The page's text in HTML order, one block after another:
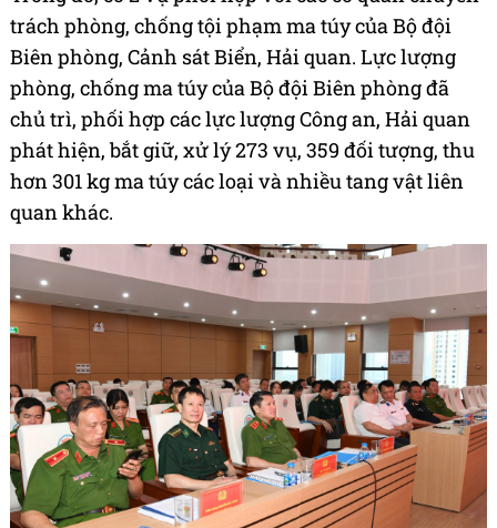
trách phòng, chống tội phạm ma túy của Bộ đội
Biên phòng, Cảnh sát Biển, Hải quan. Lực lượng
phòng, chống ma túy của Bộ đội Biên phòng đã
chủ trì, phối hợp các lực lượng Công an, Hải quan
phát hiện, bắt giữ, xử lý 273 vụ, 359 đối tượng, thu
hơn 301 kg ma túy các loại và nhiều tang vật liên
quan khác.